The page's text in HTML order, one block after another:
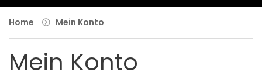
Home Mein Konto
Mein Konto